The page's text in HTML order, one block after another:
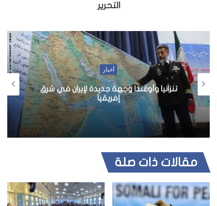
التحرير
أخبار
الجيش السوداني “فرص مواتية لتغيير قواعد
اللعبة”
مقالات ذات صلة